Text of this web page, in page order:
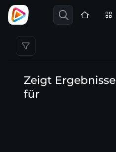
Zeigt Ergebnisse
für